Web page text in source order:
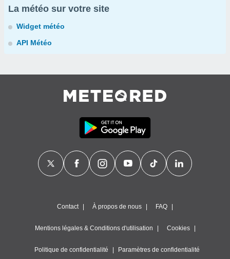
La météo sur votre site
Widget météo
API Météo
Contact À propos de nous FAQ
Mentions légales & Conditions d'utilisation Cookies
Politique de confidentialité Paramètres de confidentialité